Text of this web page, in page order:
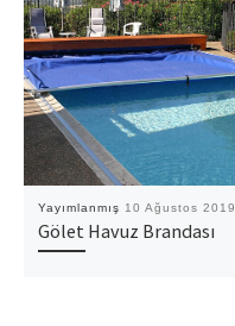
Yayımlanmış 10 Ağustos 2019
Gölet Havuz Brandası